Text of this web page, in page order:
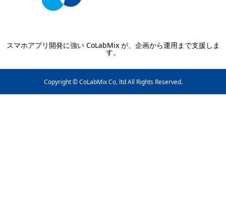
スマホアプリ開発に強い CoLabMix が、企画から運用まで支援しま
す。
Copyright © CoLabMix Co, ltd All Rights Reserved.